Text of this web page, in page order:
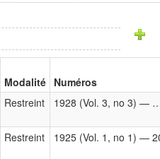
Modalité Numéros
Restreint 1928 (Vol. 3, no 3) —
Restreint 1925 (Vol. 1, no 1) —